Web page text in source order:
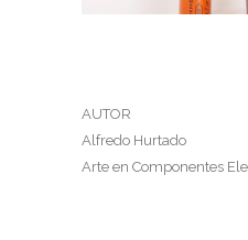
AUTOR
Alfredo Hurtado
Arte en Componentes